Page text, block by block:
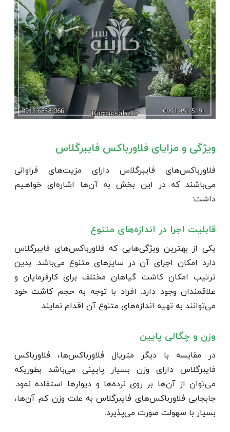
ویژگی و مزایای فلاورباکس فایبرگلاس
فلاورباکس‌های فایبرگلاس دارای مزیت‌های فراوانی
می‌باشند که در این بخش به آن‌ها اشاره‌ای خواهیم
داشت:
قابلیت اجرا در اندازه‌های متنوع
یکی از بهترین ویژگی‌هایی که فلاورباکس‌های فایبرگلاس
دارد امکان اجرای آن در سایزهای متنوع می‌باشد. بدین
ترتیب امکان کاشت گیاهان مختلف برای کارفرمایان و
علاقمندان وجود دارد. افراد با توجه به حجم کاشت خود
می‌توانند به تهیه اندازه‌های متنوع آن اقدام نمایند.
وزن و چگالی پایین
در مقایسه با دیگر متریال فلاورباکس‌ها، فلاورباکس
فایبرگلاس دارای وزن بسیار پایینی می‌باشد بطوریکه
می‌توان از آن‌ها بر روی نرده‌ها و دیوارها استفاده نمود.
جابجایی فلاورباکس‌های فایبرگلاس به علت وزن کم آن‌ها،
بسیار با سهولت صورت می‌پذیرد.